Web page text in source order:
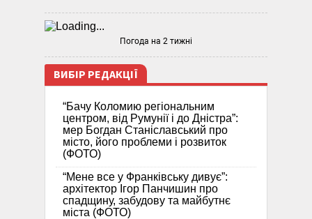
Погода на 2 тижні
ВИБІР РЕДАКЦІЇ
“Бачу Коломию регіональним
центром, від Румунії і до Дністра”:
мер Богдан Станіславський про
місто, його проблеми і розвиток
(ФОТО)
“Мене все у Франківську дивує”:
архітектор Ігор Панчишин про
спадщину, забудову та майбутнє
міста (ФОТО)